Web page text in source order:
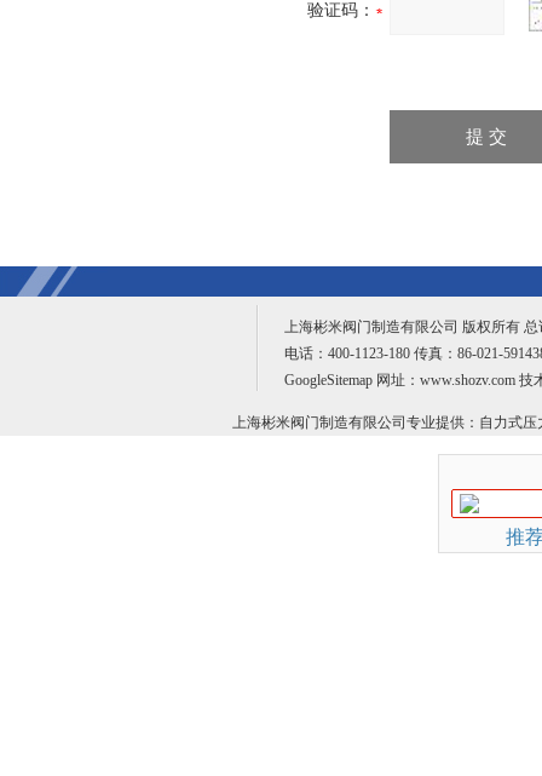
验证码：
上海彬米阀门制造有限公司 版权所有
电话：400-1123-180 传真：86-021-
GoogleSitemap 网址：www.shozv.com 技
上海彬米阀门制造有限公司专业提供： 自力式压
推